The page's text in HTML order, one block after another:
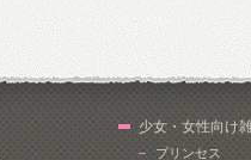
少女・女性向け
プリンセス